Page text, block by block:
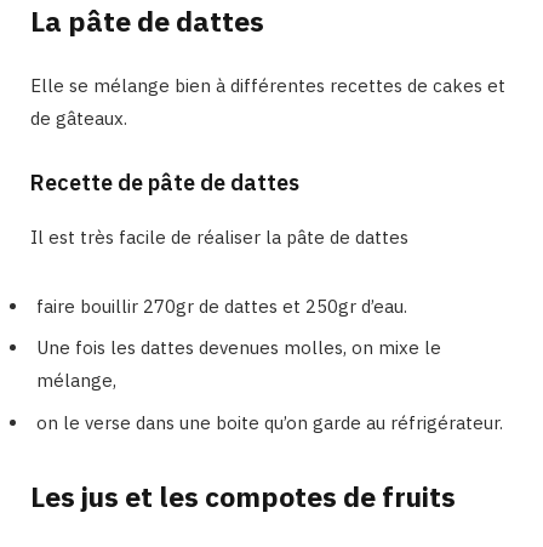
La pâte de dattes
Elle se mélange bien à différentes recettes de cakes et
de gâteaux.
Recette de pâte de dattes
Il est très facile de réaliser la pâte de dattes
faire bouillir 270gr de dattes et 250gr d’eau.
Une fois les dattes devenues molles, on mixe le
mélange,
on le verse dans une boite qu’on garde au réfrigérateur.
Les jus et les compotes de fruits